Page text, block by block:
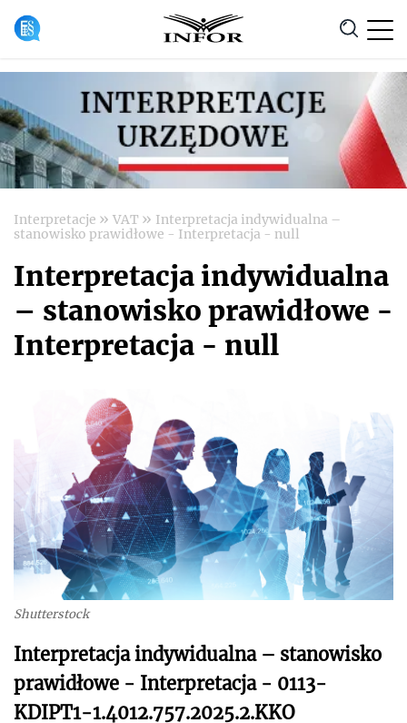
Anuluj
Interpretacje » VAT » Interpretacja indywidualna –
stanowisko prawidłowe - Interpretacja - null
Interpretacja indywidualna
– stanowisko prawidłowe -
Interpretacja - null
Shutterstock
Interpretacja indywidualna – stanowisko
prawidłowe - Interpretacja - 0113-
KDIPT1-1.4012.757.2025.2.KKO